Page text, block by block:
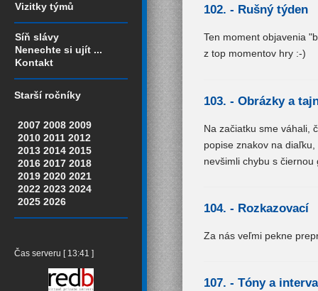
Vizitky týmů
Síň slávy
Nenechte si ujít ...
Kontakt
Starší ročníky
2007 2008 2009
2010 2011 2012
2013 2014 2015
2016 2017 2018
2019 2020 2021
2022 2023 2024
2025 2026
Čas serveru [ 13:41 ]
102. - Rušný týden
Ten moment objavenia
z top momentov hry :-)
103. - Obrázky a
Na začiatku sme váhali,
popise znakov na
nevšimli chybu s
104. - Rozkazovací
Za nás veľmi pekne
107. - Tóny a